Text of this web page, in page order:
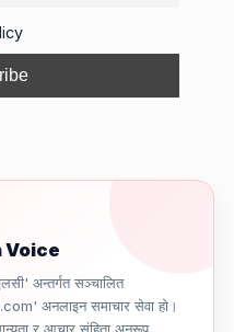
n
k
Voice
अन्तर्गत सञ्चालित
अनलाइन समाचार सेवा हो।